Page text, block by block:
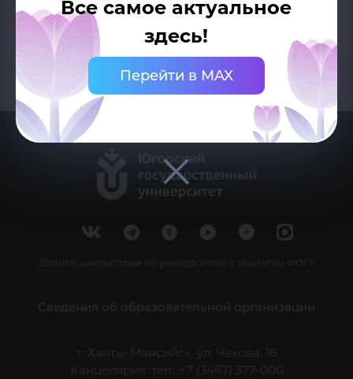
Все самое актуальное
здесь!
Перейти в MAX
Делитесь новостями об университете с хештегом #ЮГУ
Сведения об образовательной организации
г. Ханты-Мансийск, ул. Чехова, 16
Канцелярия: тел.: +7 (3467) 377-000